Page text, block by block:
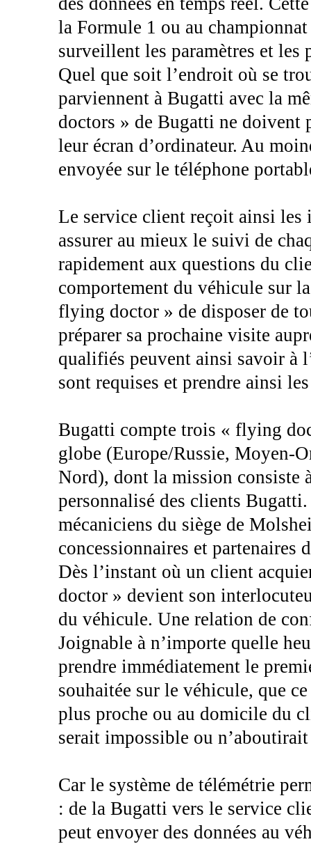
la Formule 1 ou au
surveillent les paramètres et
Quel que soit l’endroit où se
parviennent à Bugatti avec la
doctors » de Bugatti ne doivent
leur écran d’ordinateur. Au
envoyée sur le téléphone
Le service client reçoit ainsi
assurer au mieux le suivi de
rapidement aux questions du
comportement du véhicule sur
flying doctor » de disposer de
préparer sa prochaine visite
qualifiés peuvent ainsi savoir à
sont requises et prendre ainsi
Bugatti compte trois « flying
globe (Europe/Russie, Moyen-
Nord), dont la mission consiste
personnalisé des clients
mécaniciens du siège de
concessionnaires et partenaires
Dès l’instant où un client
doctor » devient son
du véhicule. Une relation de
Joignable à n’importe quelle
prendre immédiatement le
souhaitée sur le véhicule, que
plus proche ou au domicile du
serait impossible ou
Car le système de télémétrie
: de la Bugatti vers le service
peut envoyer des données au